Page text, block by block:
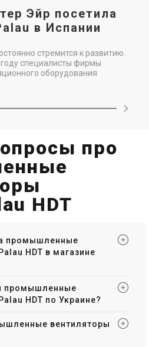
Эйр посетила
в Испании
стремится к развитию.
специалисты фирмы
оборудования
про
HDT
промышленные
HDT в магазине
промышленные
HDT по Украине?
вентиляторы